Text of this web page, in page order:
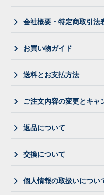
会社概要・特定商取引法
お買い物ガイド
送料とお支払方法
ご注文内容の変更とキャ
返品について
交換について
個人情報の取扱いについ